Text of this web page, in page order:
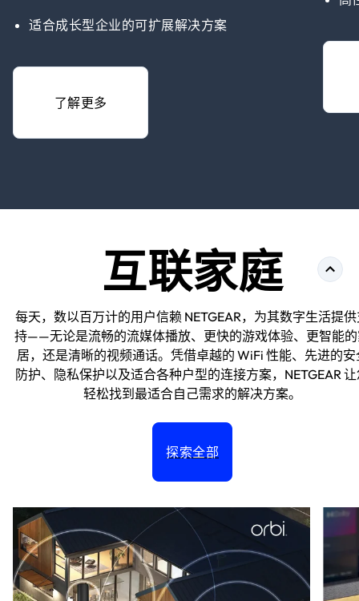
适合成长型企业的可扩展解决方案
了解更多
互联家庭
每天，数以百万计的用户信赖 NETGEAR，为其数字生活提
持——无论是流畅的流媒体播放、更快的游戏体验、更智能
居，还是清晰的视频通话。凭借卓越的 WiFi 性能、先进的安
防护、隐私保护以及适合各种户型的连接方案，NETGEAR
轻松找到最适合自己需求的解决方案。
探索全部